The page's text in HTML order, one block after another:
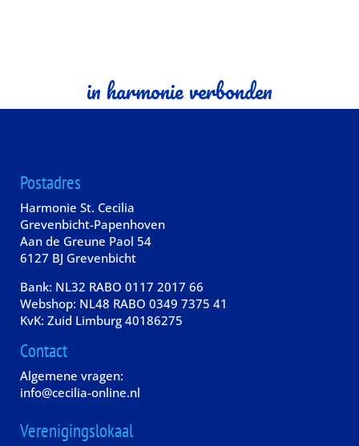
in harmonie verbonden
Postadres
Harmonie St. Cecilia
Grevenbicht-Papenhoven
Aan de Greune Paol 54
6127 BJ Grevenbicht
Bank: NL32 RABO 0117 2017 66
Webshop: NL48 RABO 0349 7375 41
KvK: Zuid Limburg 40186275
Contact
Algemene vragen:
info@cecilia-online.nl
Verenigingslokaal